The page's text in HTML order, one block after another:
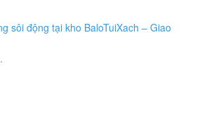
sôi động tại kho BaloTuiXach – Giao